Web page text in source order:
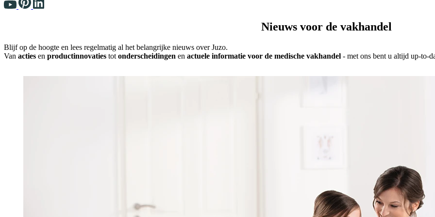
Nieuws voor de vakhandel
Blijf op de hoogte en lees regelmatig al het belangrijke nieuws over Juzo.
Van acties en productinnovaties tot onderscheidingen en actuele informatie voor de medische vakhandel - met ons bent u altijd up-to-